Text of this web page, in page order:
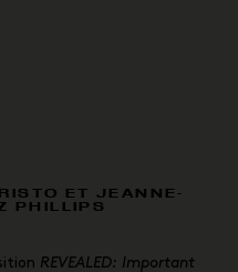
ET JEANNE-
PHILLIPS
REVEALED: Important